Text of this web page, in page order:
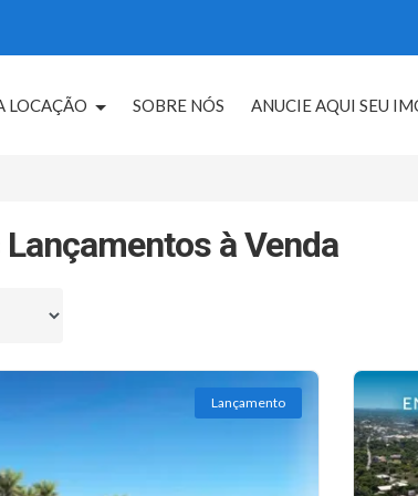
LOCAÇÃO SOBRE NÓS ANUCIE AQUI SEU
à Venda
Lançamento